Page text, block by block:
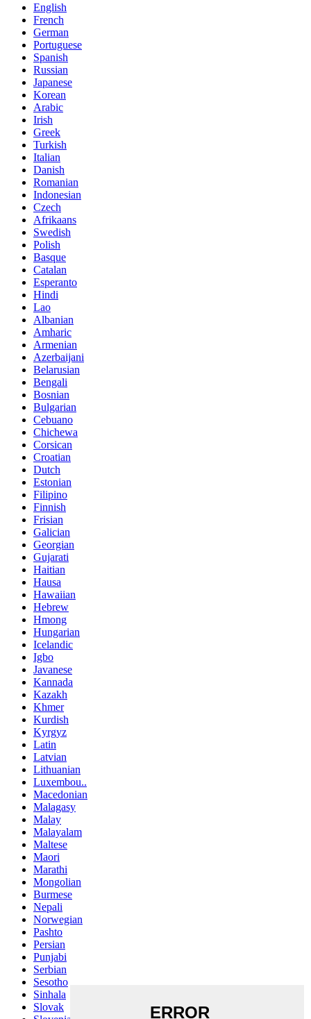
English
French
German
Portuguese
Spanish
Russian
Japanese
Korean
Arabic
Irish
Greek
Turkish
Italian
Danish
Romanian
Indonesian
Czech
Afrikaans
Swedish
Polish
Basque
Catalan
Esperanto
Hindi
Lao
Albanian
Amharic
Armenian
Azerbaijani
Belarusian
Bengali
Bosnian
Bulgarian
Cebuano
Chichewa
Corsican
Croatian
Dutch
Estonian
Filipino
Finnish
Frisian
Galician
Georgian
Gujarati
Haitian
Hausa
Hawaiian
Hebrew
Hmong
Hungarian
Icelandic
Igbo
Javanese
Kannada
Kazakh
Khmer
Kurdish
Kyrgyz
Latin
Latvian
Lithuanian
Luxembou..
Macedonian
Malagasy
Malay
Malayalam
Maltese
Maori
Marathi
Mongolian
Burmese
Nepali
Norwegian
Pashto
Persian
Punjabi
Serbian
Sesotho
Sinhala
Slovak